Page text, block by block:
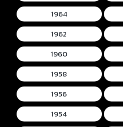
1964
1962
1960
1958
1956
1954